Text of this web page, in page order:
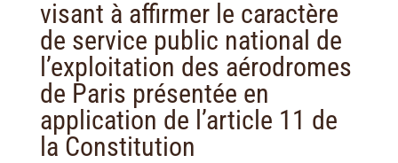
visant à affirmer le caractère
de service public national de
l’exploitation des aérodromes
de Paris présentée en
application de l’article 11 de
la Constitution